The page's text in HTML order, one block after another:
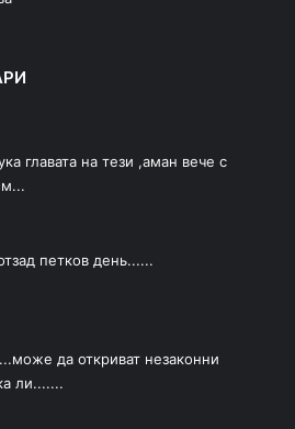
главата на тези ,аман вече с
петков день......
да откриват незаконни
ли.......